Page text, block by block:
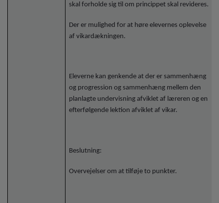
skal forholde sig til om princippet skal revideres.
Der er mulighed for at høre elevernes oplevelse
af vikardækningen.
Eleverne kan genkende at der er sammenhæng
og progression og sammenhæng mellem den
planlagte undervisning afviklet af læreren og en
efterfølgende lektion afviklet af vikar.
Beslutning:
Overvejelser om at tilføje to punkter.